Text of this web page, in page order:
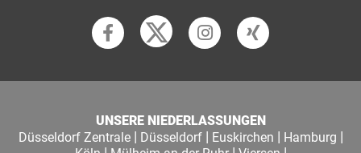
UNSERE NIEDERLASSUNGEN
Düsseldorf Zentrale| Düsseldorf| Euskirchen | Hamburg |